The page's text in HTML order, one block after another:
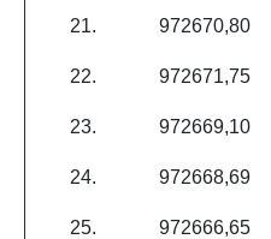
21. 972670,80
22. 972671,75
23. 972669,10
24. 972668,69
25. 972666,65